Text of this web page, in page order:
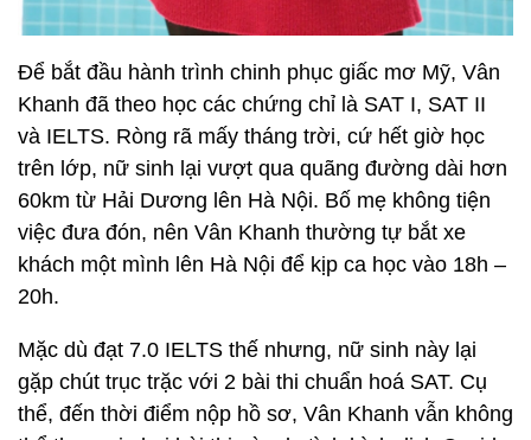
Để bắt đầu hành trình chinh phục giấc mơ Mỹ, Vân
Khanh đã theo học các chứng chỉ là SAT I, SAT II
và IELTS. Ròng rã mấy tháng trời, cứ hết giờ học
trên lớp, nữ sinh lại vượt qua quãng đường dài hơn
60km từ Hải Dương lên Hà Nội. Bố mẹ không tiện
việc đưa đón, nên Vân Khanh thường tự bắt xe
khách một mình lên Hà Nội để kịp ca học vào 18h –
20h.
Mặc dù đạt 7.0 IELTS thế nhưng, nữ sinh này lại
gặp chút trục trặc với 2 bài thi chuẩn hoá SAT. Cụ
thể, đến thời điểm nộp hồ sơ, Vân Khanh vẫn không